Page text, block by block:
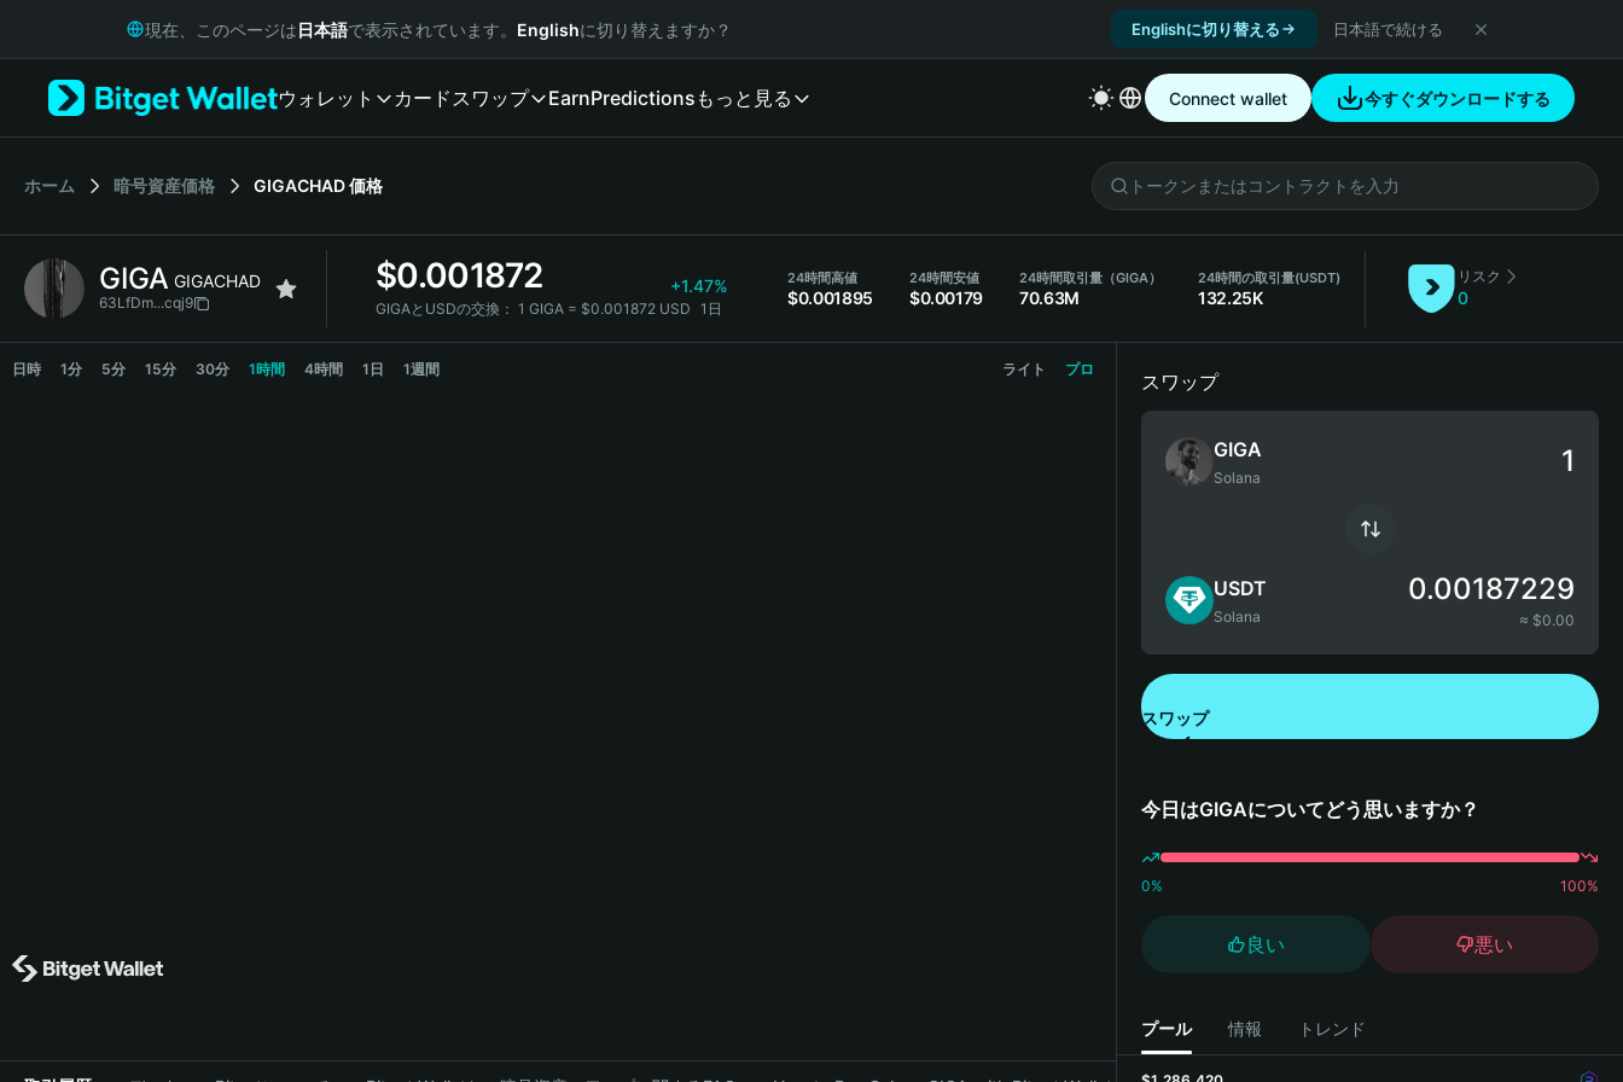
Русский
Italiano
简体中文
繁體中文
Bahasa Indonesia
現在、このページは日本語で表示されています。 Englishに切り替えますか？ Englishに切り替える 日本語で続ける
ウォレット カードスワップ EarnPredictions もっと見る Connect wallet 今すぐダウンロードする
ホーム 暗号資産価格 GIGACHAD価格
GIGA GIGACHAD
63LfDm...cqj9
$0.001872 +1.47%
GIGAとUSDの交換： 1 GIGA = $0.001872 USD 1日
24時間高値
$0.001895
24時間安値
$0.00179
24時間取引量（GIGA）
70.63M
24時間の取引量(USDT)
132.25K
リスク
0
GIGA Price Chart
日時 1分 5分 15分 30分 1時間 4時間 1日 1週間 ライト プロ
スワップ
GIGA
Solana
USDT
Solana
0.00187229
≈ $0.00
スワップ
今日はGIGAについてどう思いますか？
0% 100%
良い 悪い
プール 情報 トレンド